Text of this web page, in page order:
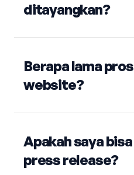
ditayangkan?
Berapa lama
website?
Apakah saya
press release?